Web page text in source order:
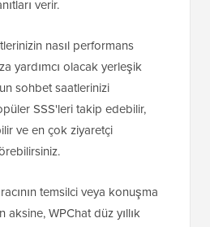
verir.
nasıl performans
yardımcı olacak yerleşik
sohbet saatlerinizi
SSS'leri takip edebilir,
ve en çok ziyaretçi
temsilci veya konuşma
aksine, WPChat düz yıllık